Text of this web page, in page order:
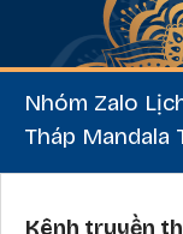
Nhóm Zalo
Tháp Mandala
Kênh truyền